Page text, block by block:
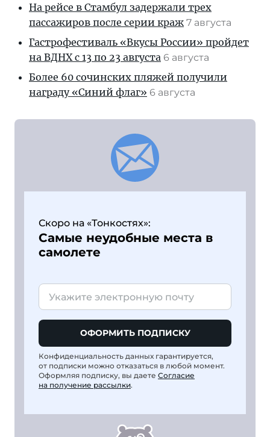
На рейсе в Стамбул задержали трех
пассажиров после серии краж 7 августа
Гастрофестиваль «Вкусы России» пройдет
на ВДНХ с 13 по 23 августа 6 августа
Более 60 сочинских пляжей получили
награду «Синий флаг» 6 августа
Скоро на «Тонкостях»:
Самые неудобные места в
самолете
ОФОРМИТЬ ПОДПИСКУ
Конфиденциальность данных гарантируется,
от подписки можно отказаться в любой момент.
Оформляя подписку, вы даете Согласие
на получение рассылки.